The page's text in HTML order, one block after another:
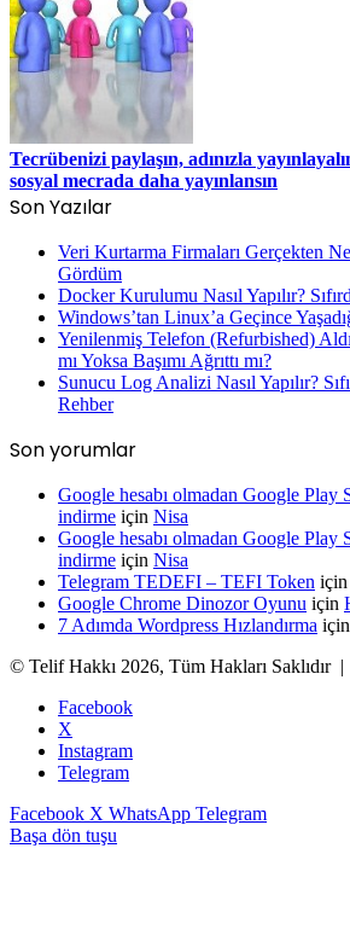
Tecrübenizi paylaşın, adınızla
sosyal mecrada daha yayınlansın
Son Yazılar
Veri Kurtarma Firmaları Gerçekten
Gördüm
Docker Kurulumu Nasıl Yapılır?
Windows’tan Linux’a Geçince
Yenilenmiş Telefon (Refurbished)
mı Yoksa Başımı Ağrıttı mı?
Sunucu Log Analizi Nasıl Yapılır?
Rehber
Son yorumlar
Google hesabı olmadan Google Play
indirme için Nisa
Google hesabı olmadan Google Play
indirme için Nisa
Telegram TEDEFI – TEFI Token için
Google Chrome Dinozor Oyunu için
7 Adımda Wordpress Hızlandırma için
© Telif Hakkı 2026, Tüm Hakları Saklıdır |
Facebook
X
Instagram
Telegram
Facebook X WhatsApp Telegram
Başa dön tuşu